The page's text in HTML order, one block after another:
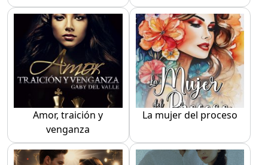
Amor, traición y
venganza
La mujer del proceso